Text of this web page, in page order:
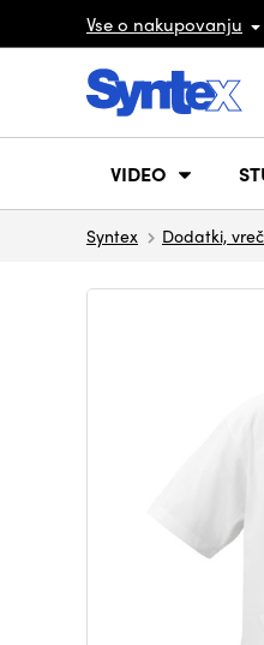
Vse o nakupovanju
VIDEO
Syntex Dodatki,